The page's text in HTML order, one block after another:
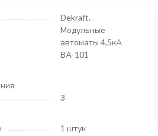
Dekraft.
Модульные
автоматы 4,5кА
ВА-101
3
1 штук